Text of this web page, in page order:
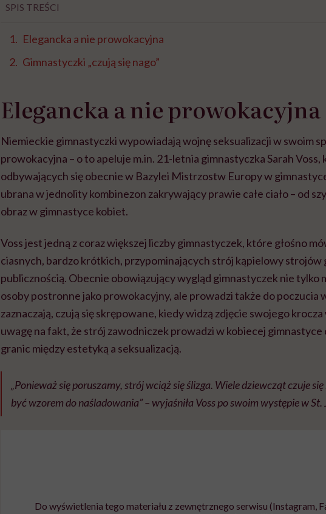
SPIS TREŚCI
Elegancka a nie prowokacyjna
Gimnastyczki „czują się nago”
Elegancka a nie prowokacyjna
Niemieckie gimnastyczki wypowiadają wojnę seksualizacji w swoim
prowokacyjna – o to apeluje m.in. 21-letnia gimnastyczka Sarah Voss,
odbywających się obecnie w Bazylei Mistrzostw Europy w
ubrana w jednolity kombinezon zakrywający prawie całe ciało – od
obraz w gimnastyce kobiet.
Voss jest jedną z coraz większej liczby gimnastyczek, które głośno
ciasnych, bardzo krótkich, przypominających strój kąpielowy strojów
publicznością. Obecnie obowiązujący wygląd gimnastyczek nie tylko
osoby postronne jako prowokacyjny, ale prowadzi także do poczucia
zaznaczają, czują się skrępowane, kiedy widzą zdjęcie swojego
uwagę na fakt, że strój zawodniczek prowadzi w kobiecej gimnastyce
granic między estetyką a seksualizacją.
„Ponieważ się poruszamy, strój wciąż się ślizga. Wiele dziewcząt czuje
być wzorem do naśladowania” – wyjaśniła Voss po swoim występie w St.
Do wyświetlenia tego materiału z zewnętrznego serwisu (Instagram,